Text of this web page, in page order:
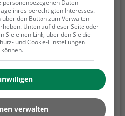
ha großer See in Elchingen.
als auch im Winter ist der
Besuch wert. Ob für einen
oder einfach um die
Tannensee bietet zahlreiche
personenbezogenen Daten
ihres berechtigten Interesses.
über den Button zum Verwalten
Unten auf dieser Seite oder
Sie einen Link, über den Sie die
und Cookie-Einstellungen
verwalten